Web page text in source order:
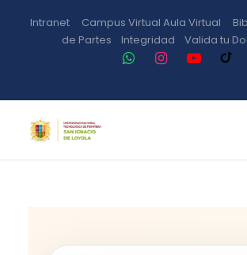
Intranet Campus Virtual Aula Virtual
de Partes
Integridad Valida tu